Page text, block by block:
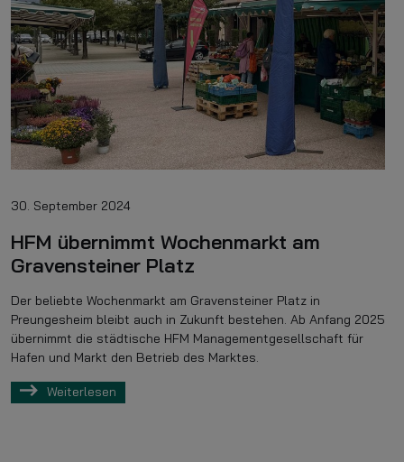
30. September 2024
HFM übernimmt Wochenmarkt am
Gravensteiner Platz
Der beliebte Wochenmarkt am Gravensteiner Platz in
Preungesheim bleibt auch in Zukunft bestehen. Ab Anfang 2025
übernimmt die städtische HFM Managementgesellschaft für
Hafen und Markt den Betrieb des Marktes.
Weiterlesen